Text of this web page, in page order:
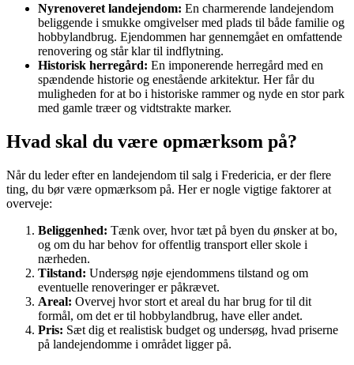
Nyrenoveret landejendom: En charmerende landejendom
beliggende i smukke omgivelser med plads til både familie og
hobbylandbrug. Ejendommen har gennemgået en omfattende
renovering og står klar til indflytning.
Historisk herregård: En imponerende herregård med en
spændende historie og enestående arkitektur. Her får du
muligheden for at bo i historiske rammer og nyde en stor park
med gamle træer og vidtstrakte marker.
Hvad skal du være opmærksom på?
Når du leder efter en landejendom til salg i Fredericia, er der flere
ting, du bør være opmærksom på. Her er nogle vigtige faktorer at
overveje:
Beliggenhed: Tænk over, hvor tæt på byen du ønsker at bo,
og om du har behov for offentlig transport eller skole i
nærheden.
Tilstand: Undersøg nøje ejendommens tilstand og om
eventuelle renoveringer er påkrævet.
Areal: Overvej hvor stort et areal du har brug for til dit
formål, om det er til hobbylandbrug, have eller andet.
Pris: Sæt dig et realistisk budget og undersøg, hvad priserne
på landejendomme i området ligger på.